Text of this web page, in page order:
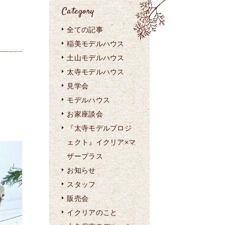
Category
全ての記事
稲美モデルハウス
土山モデルハウス
太寺モデルハウス
見学会
モデルハウス
お家座談会
『太寺モデルプロジ
ェクト』イクリア×マ
ザープラス
お知らせ
スタッフ
販売会
イクリアのこと